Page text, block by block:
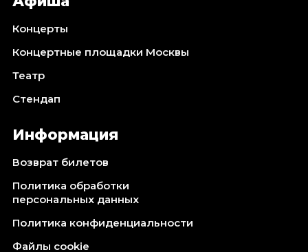
Концерты
Концертные площадки Москвы
Театр
Стендап
Информация
Возврат билетов
Политика обработки
персональных данных
Политика конфиденциальности
Файлы cookie